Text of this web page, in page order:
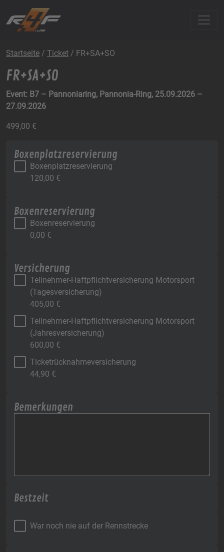
Startseite / Ticket / FR+SA+SO
FR+SA+SO
Event: B7 – Pannoniaring, Pannonia-Ring, 25.09.2026 –
27.09.2026
499,00 €
Boxenplatzreservierung
Boxenplatzreservierung
120,00 €
Boxenreservierung
Boxenreservierung
0,00 €
Versicherung
Teilnehmer-Haftpflichtversicherung Motorsport
(Tagesversicherung)
405,00 €
Teilnehmer-Haftpflichtversicherung Motorsport
(Jahresversicherung)
600,00 €
Ticketrücknahmeversicherung
44,90 €
Bemerkungen
Bestzeit
War noch nie auf der Rennstrecke